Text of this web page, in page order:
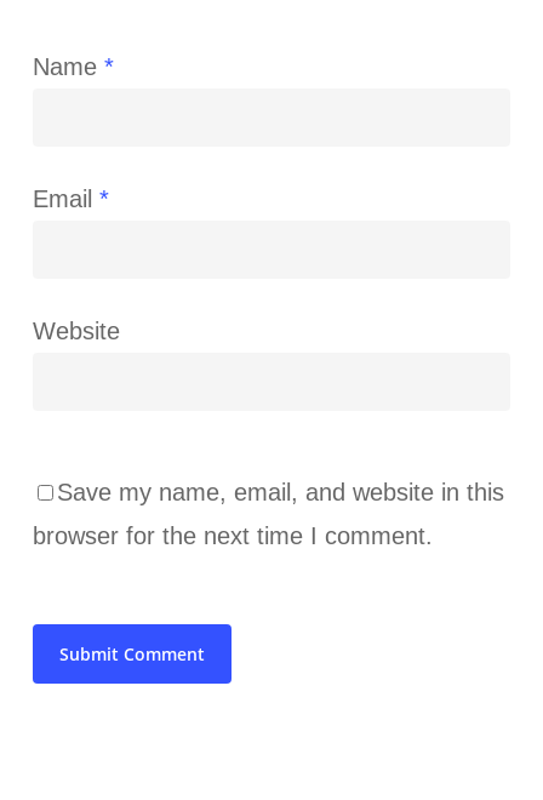
Name *
Email *
Website
Save my name, email, and website in this
browser for the next time I comment.